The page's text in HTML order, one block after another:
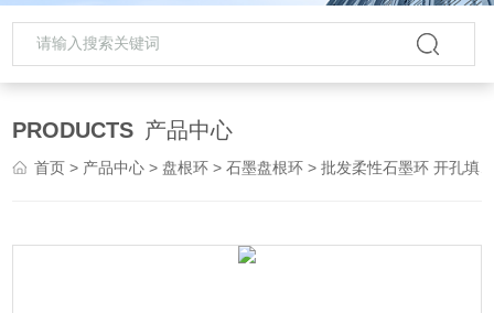
PRODUCTS 产品中心
首页 > 产品中心 > 盘根环 >石墨盘根环 > 批发柔性石墨环 开孔填料环 盘根环价格